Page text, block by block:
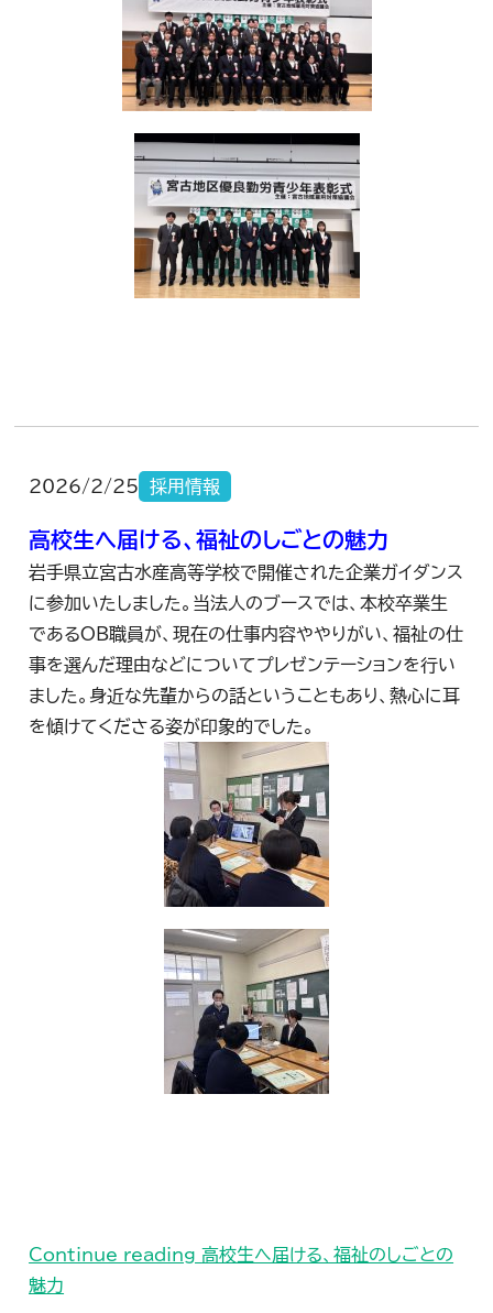
2026/2/25 採用情報
高校生へ届ける、福祉のしごとの魅力
岩手県立宮古水産高等学校で開催された企業ガイダンス
に参加いたしました。当法人のブースでは、本校卒業生
であるOB職員が、現在の仕事内容ややりがい、福祉の仕
事を選んだ理由などについてプレゼンテーションを行い
ました。身近な先輩からの話ということもあり、熱心に耳
を傾けてくださる姿が印象的でした。
Continue reading高校生へ届ける、福祉のしごとの
魅力